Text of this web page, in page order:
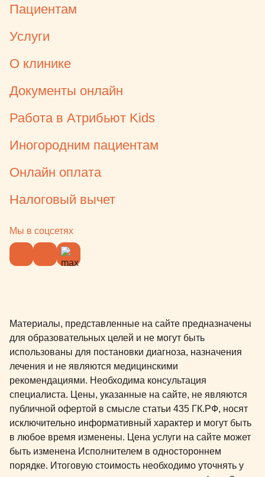
Пациентам
Услуги
О клинике
Документы онлайн
Работа в Атрибьют Kids
Иногородним пациентам
Онлайн оплата
Налоговый вычет
Мы в соцсетях
Материалы, представленные на сайте предназначены
для образовательных целей и не могут быть
использованы для постановки диагноза, назначения
лечения и не являются медицинскими
рекомендациями. Необходима консультация
специалиста. Цены, указанные на сайте, не являются
публичной офертой в смысле статьи 435 ГК.РФ, носят
исключительно информативный характер и могут быть
в любое время изменены. Цена услуги на сайте может
быть изменена Исполнителем в одностороннем
порядке. Итоговую стоимость необходимо уточнять у